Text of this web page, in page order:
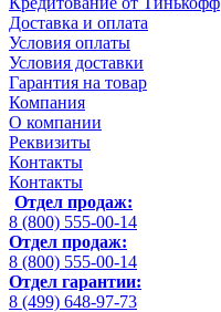
Доставка и оплата
Условия оплаты
Условия доставки
Гарантия на товар
Компания
О компании
Реквизиты
Контакты
Контакты
Отдел продаж:
8 (800) 555-00-14
Отдел продаж:
8 (800) 555-00-14
Отдел гарантии:
8 (499) 648-97-73